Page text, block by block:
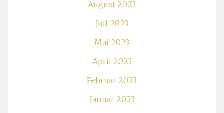
August 2023
Juli 2023
Mai 2023
April 2023
Februar 2023
Januar 2023